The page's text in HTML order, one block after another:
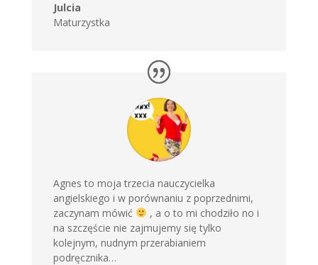
Julcia
Maturzystka
Agnes to moja trzecia nauczycielka
angielskiego i w porównaniu z poprzednimi,
zaczynam mówić
, a o to mi chodziło no i
na szczęście nie zajmujemy się tylko
kolejnym, nudnym przerabianiem
podręcznika…